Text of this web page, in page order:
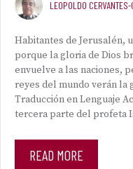
LEOPOLDO CERVANTES-
Habitantes de Jerusalén,
porque la gloria de Dios
envuelve a las naciones,
reyes del mundo verán la
Traducción en Lenguaje
tercera parte del profeta
READ MORE